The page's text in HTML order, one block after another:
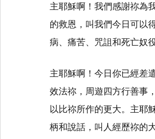
主耶穌啊！我們感謝祢為
的救恩，叫我們今日可以
病、痛苦、咒詛和死亡奴
主耶穌啊！今日你已經差
效法祢，周遊四方行善事
以比祢所作的更大。主耶
柄和說話，叫人經歷祢的